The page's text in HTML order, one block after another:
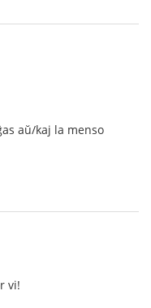
aŭ/kaj la menso
vi!